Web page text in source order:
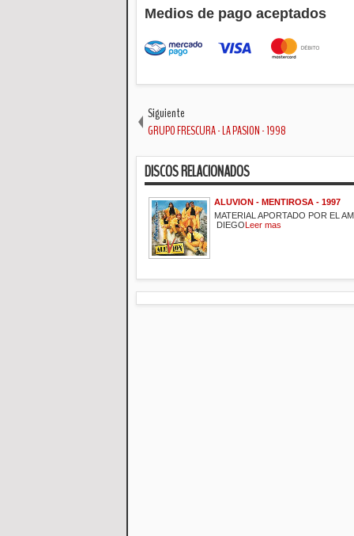
Medios de pago aceptados
Siguiente
GRUPO FRESCURA - LA PASION - 1998
DISCOS RELACIONADOS
ALUVION - MENTIROSA - 1997
MATERIAL APORTADO POR EL
DIEGOLeer mas